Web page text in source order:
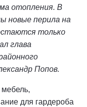
отопления. В
новые перила на
только
глава
Попов.
для гардероба